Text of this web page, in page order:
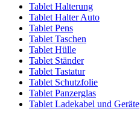
Tablet Halterung
Tablet Halter Auto
Tablet Pens
Tablet Taschen
Tablet Hülle
Tablet Ständer
Tablet Tastatur
Tablet Schutzfolie
Tablet Panzerglas
Tablet Ladekabel und Geräte